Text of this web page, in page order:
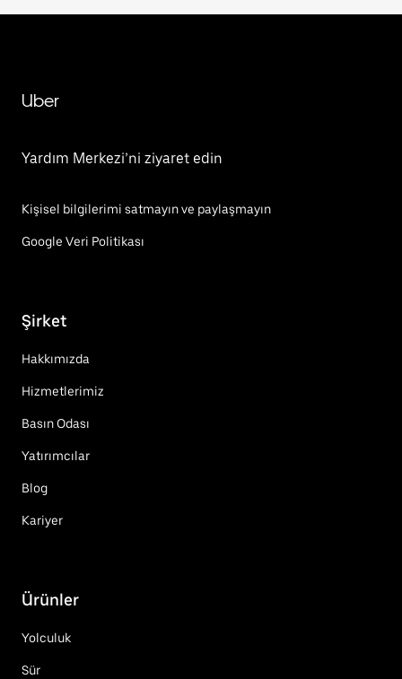
Uber
Yardım Merkezi’ni ziyaret edin
Kişisel bilgilerimi satmayın ve paylaşmayın
Google Veri Politikası
Şirket
Hakkımızda
Hizmetlerimiz
Basın Odası
Yatırımcılar
Blog
Kariyer
Ürünler
Yolculuk
Sür